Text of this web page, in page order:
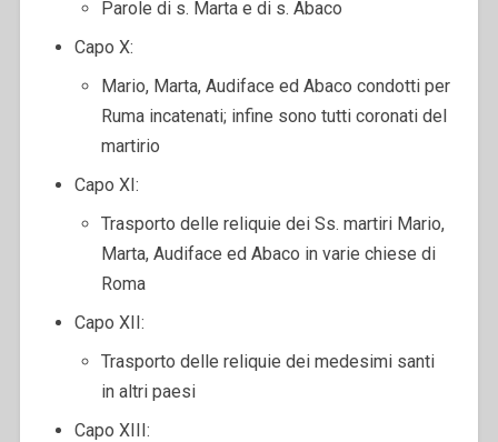
Parole di s. Marta e di s. Abaco
Capo X:
Mario, Marta, Audiface ed Abaco condotti per
Ruma incatenati; infine sono tutti coronati del
martirio
Capo XI:
Trasporto delle reliquie dei Ss. martiri Mario,
Marta, Audiface ed Abaco in varie chiese di
Roma
Capo XII:
Trasporto delle reliquie dei medesimi santi
in altri paesi
Capo XIII: